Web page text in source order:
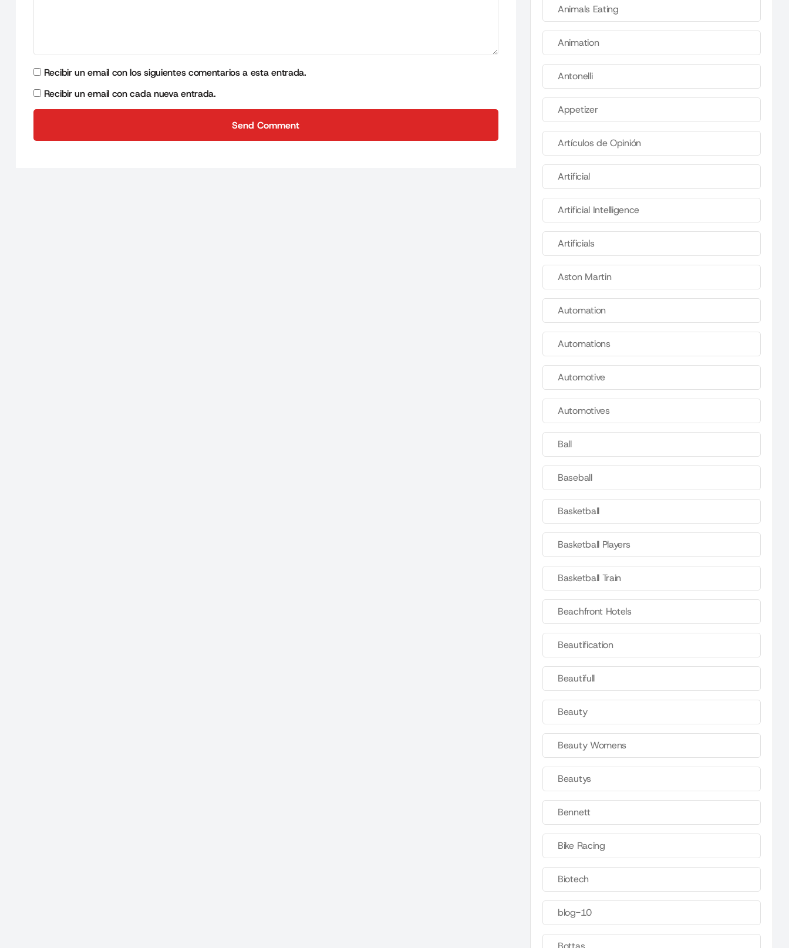
Recibir un email con los siguientes comentarios a esta entrada.
Recibir un email con cada nueva entrada.
Send Comment
Animals Eating
Animation
Antonelli
Appetizer
Artículos de Opinión
Artificial
Artificial Intelligence
Artificials
Aston Martin
Automation
Automations
Automotive
Automotives
Ball
Baseball
Basketball
Basketball Players
Basketball Train
Beachfront Hotels
Beautification
Beautifull
Beauty
Beauty Womens
Beautys
Bennett
Bike Racing
Biotech
blog-10